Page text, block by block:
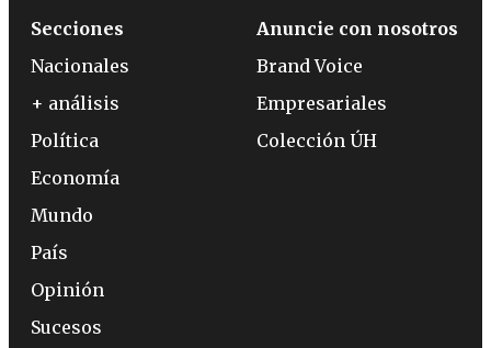
Secciones
Nacionales
+ análisis
Política
Economía
Mundo
País
Opinión
Sucesos
Anuncie con nosotros
Brand Voice
Empresariales
Colección ÚH